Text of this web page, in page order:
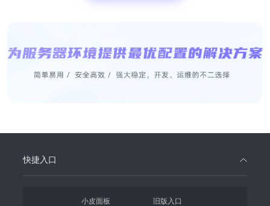
快捷入口
小皮面板 旧版入口